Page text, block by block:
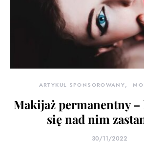
ARTYKUŁ SPONSOROWANY
Makijaż permanentny
się nad nim
30/11/2022